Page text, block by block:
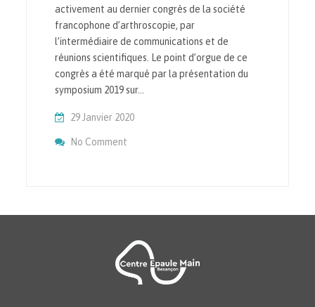
activement au dernier congrès de la société
francophone d’arthroscopie, par
l’intermédiaire de communications et de
réunions scientifiques. Le point d’orgue de ce
congrès a été marqué par la présentation du
symposium 2019 sur…
29 Janvier 2020
No Comment